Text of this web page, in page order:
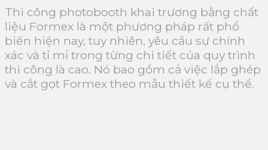
Thi công photobooth khai trương bằng chất
liệu Formex là một phương pháp rất phổ
biến hiện nay, tuy nhiên, yêu cầu sự chính
xác và tỉ mỉ trong từng chi tiết của quy trình
thi công là cao. Nó bao gồm cả việc lắp ghép
và cắt gọt Formex theo mẫu thiết kế cụ thể.